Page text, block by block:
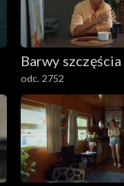
Barwy szczęścia
odc. 2752